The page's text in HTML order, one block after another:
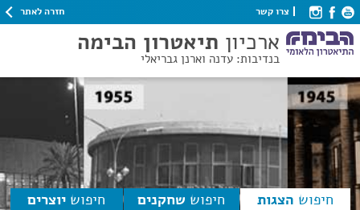
צרו קשר חזרה לאתר
ארכיון תיאטרון הבימה
בנדיבות: עדנה וארנן גבריאלי
חיפוש הצגות חיפוש שחקנים חיפוש יוצרים